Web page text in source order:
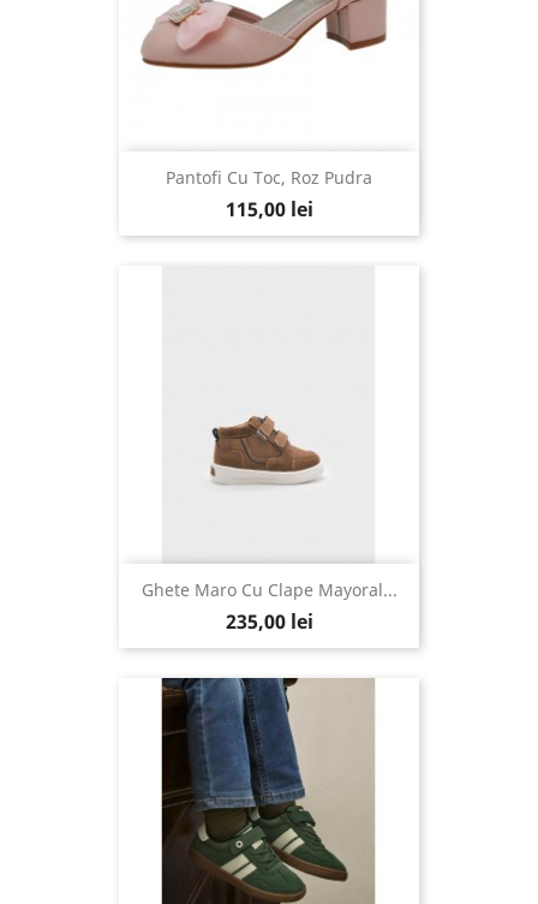
Pantofi Cu Toc, Roz Pudra
115,00 lei
Ghete Maro Cu Clape Mayoral...
235,00 lei